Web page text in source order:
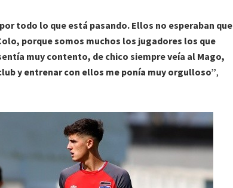
todo lo que está pasando. Ellos no esperaban que
porque somos muchos los jugadores los que
muy contento, de chico siempre veía al Mago,
y entrenar con ellos me ponía muy orgulloso”,